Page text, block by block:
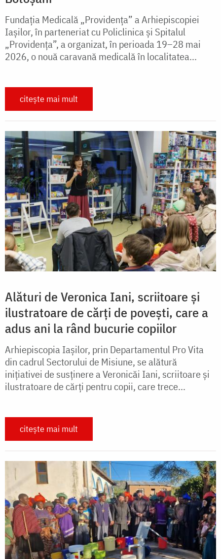
Fundația Medicală „Providența” a Arhiepiscopiei
Iașilor, în parteneriat cu Policlinica și Spitalul
„Providența”, a organizat, în perioada 19–28 mai
2026, o nouă caravană medicală în localitatea...
citește mai mult
Alături de Veronica Iani, scriitoare și
ilustratoare de cărți de povești, care a
adus ani la rând bucurie copiilor
Arhiepiscopia Iașilor, prin Departamentul Pro Vita
din cadrul Sectorului de Misiune, se alătură
inițiativei de susținere a Veronicăi Iani, scriitoare și
ilustratoare de cărți pentru copii, care trece...
citește mai mult